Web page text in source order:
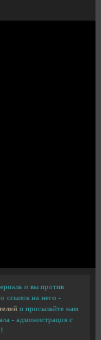
и вы против
ссылок на него -
и присылайте нам
- администрация с